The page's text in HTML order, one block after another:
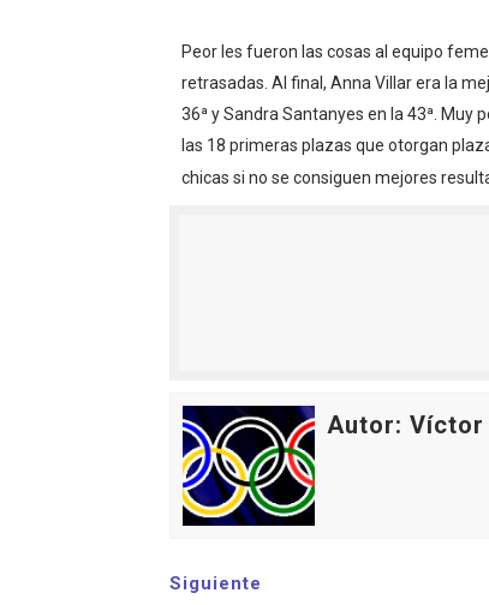
Copa del Mundo
Campeonato de
Peor les fueron las cosas al equipo
retrasadas. Al final, Anna Villar era la
36ª y Sandra Santanyes en la 43ª. Muy
las 18 primeras plazas que otorgan
chicas si no se consiguen mejores
Autor: Víctor
Siguiente